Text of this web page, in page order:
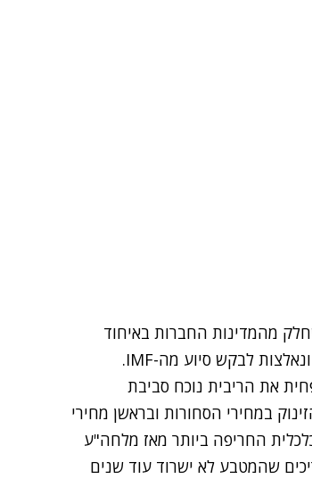
מהמדינות החברות באיחוד
עומדות בפני איום של קריסה פיננסית ומשבר כלכלי חריף ונאלצות לבקש סיוע מה-IMF.
את הריבית נוכח סביבת
במחירי הסחורות ובראשן מחירי
החריפה ביותר מאז מלחה"ע
שהמטבע לא ישרוד עוד שנים